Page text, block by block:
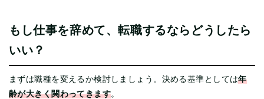
もし仕事を辞めて、転職するならどうしたら
いい？
まずは職種を変えるか検討しましょう。決める基準としては年
齢が大きく関わってきます。